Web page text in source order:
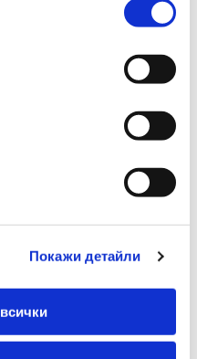
Покажи детайли